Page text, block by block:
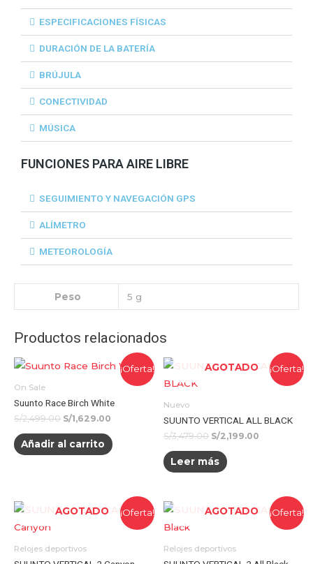
ESPECIFICACIONES FÍSICAS
DURACIÓN DE LA BATERÍA
BRÚJULA
CONECTIVIDAD
MÚSICA
FUNCIONES PARA AIRE LIBRE
SEGUIMIENTO Y NAVEGACIÓN GPS
ALÍMETRO
METEOROLOGÍA
Peso 5 g
Productos relacionados
¡Oferta!
On Sale
Suunto Race Birch White
S/2,499.00 S/1,629.00
Añadir al carrito
¡Oferta!
AGOTADO
Nuevo
SUUNTO VERTICAL ALL BLACK
S/3,479.00 S/2,199.00
Leer más
¡Oferta!
AGOTADO
Relojes deportivos
¡Oferta!
AGOTADO
Relojes deportivos